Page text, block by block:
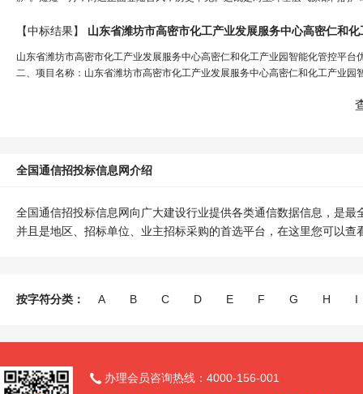
【中标结果】
山东省潍坊市高密市化工产业发展服务中心高密仁和化工产业园智能化管控平
二、项目名称：山东省潍坊市高密市化工产业发展服务中心高密仁和化工产业
全国通信招投标信息网介绍
全国通信招投标信息网向广大建设行业提供各类通信数据信息，是
并且是地区、招标单位、业主招标采购的首选平台，在这里您可以
按字符分类： A B C D E F G H I
 办理会员咨询热线：4000-156-001